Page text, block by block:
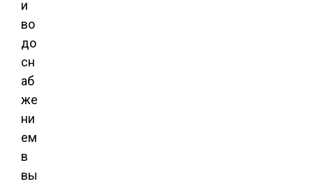
и
во
до
сн
аб
же
ни
ем
в
вы